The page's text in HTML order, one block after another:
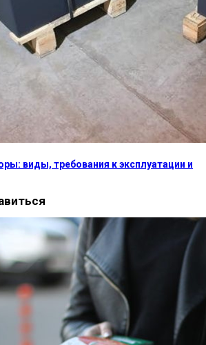
виды, требования к эксплуатации и